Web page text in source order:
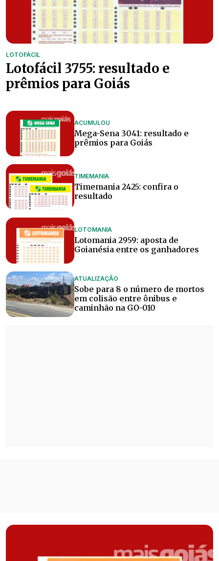
LOTOFÁCIL
Lotofácil 3755: resultado e
prêmios para Goiás
ACUMULOU
Mega-Sena 3041: resultado e
prêmios para Goiás
TIMEMANIA
Timemania 2425: confira o
resultado
LOTOMANIA
Lotomania 2959: aposta de
Goianésia entre os ganhadores
ATUALIZAÇÃO
Sobe para 8 o número de mortos
em colisão entre ônibus e
caminhão na GO-010
Todas as notícias de Loterias